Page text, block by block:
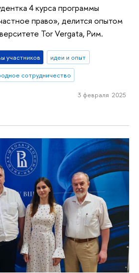
4 курса программы
право», делится опытом
Tor Vergata, Рим.
участников
идеи и опыт
сотрудничество
3 февраля 2025